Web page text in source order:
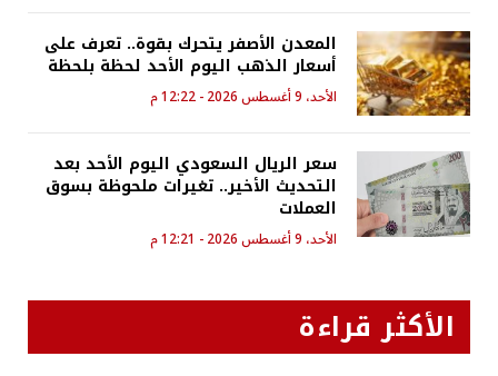
المعدن الأصفر يتحرك بقوة.. تعرف على
أسعار الذهب اليوم الأحد لحظة بلحظة
الأحد، 9 أغسطس 2026 - 12:22 م
سعر الريال السعودي اليوم الأحد بعد
التحديث الأخير.. تغيرات ملحوظة بسوق
العملات
الأحد، 9 أغسطس 2026 - 12:21 م
الأكثر قراءة